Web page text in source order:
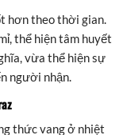
hơn theo thời gian.
thể hiện tâm huyết
vừa thể hiện sự
người nhận.
thức vang ở nhiệt